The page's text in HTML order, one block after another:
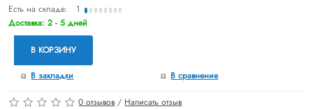
Есть на складе: 1
Доставка: 2 - 5 дней
В КОРЗИНУ
В закладки В сравнение
0 отзывов / Написать отзыв